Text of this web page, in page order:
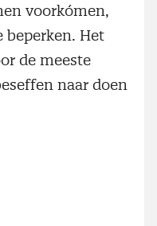
voorkómen,
beperken. Het
de meeste
naar doen